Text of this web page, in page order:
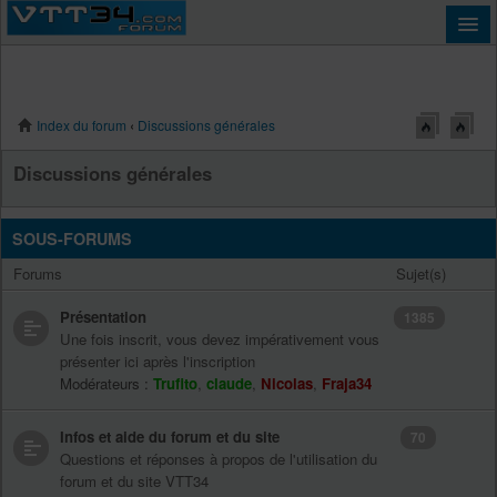
Index du forum ‹ Discussions générales
Discussions générales
SOUS-FORUMS
Forums Sujet(s)
Présentation
Une fois inscrit, vous devez impérativement vous
présenter ici après l'inscription
Modérateurs : Trufito, claude, Nicolas, Fraja34
1385
Infos et aide du forum et du site
Questions et réponses à propos de l'utilisation du
forum et du site VTT34
70